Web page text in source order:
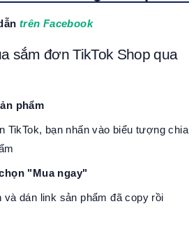
trên Facebook
sắm đơn TikTok Shop qua
phẩm
TikTok, bạn nhấn vào biểu tượng chia
"Mua ngay"
và dán link sản phẩm đã copy rồi